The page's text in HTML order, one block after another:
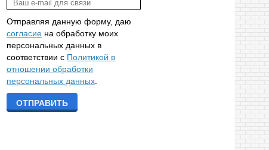
Отправляя данную форму, даю
согласие на обработку моих
персональных данных в
соответствии с Политикой в
отношении обработки
персональных данных